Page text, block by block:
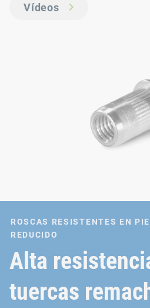
Vídeos
ROSCAS RESISTENTES EN
REDUCIDO
Alta
tuercas